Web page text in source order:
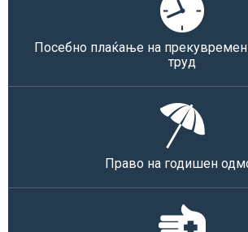
Посебно плаќање на
труд
Право на годишен